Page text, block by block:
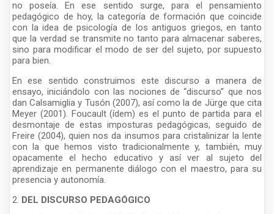
no poseía. En ese sentido surge, para el pensamiento
pedagógico de hoy, la categoría de formación que coincide
con la idea de psicología de los antiguos griegos, en tanto
que la verdad se transmite no tanto para almacenar saberes,
sino para modificar el modo de ser del sujeto, por supuesto
para bien.
En ese sentido construimos este discurso a manera de
ensayo, iniciándolo con las nociones de “discurso” que nos
dan Calsamiglia y Tusón (2007), así como la de Jürge que cita
Meyer (2001). Foucault (ídem) es el punto de partida para el
desmontaje de estas imposturas pedagógicas, seguido de
Freire (2004), quien nos da insumos para cristalinizar la lente
con la que hemos visto tradicionalmente y, también, muy
opacamente el hecho educativo y así ver al sujeto del
aprendizaje en permanente diálogo con el maestro, para su
presencia y autonomía.
2. DEL DISCURSO PEDAGÓGICO